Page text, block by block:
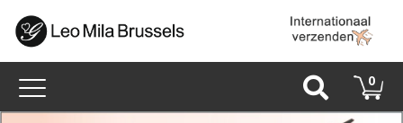
Toggle
navigation
0